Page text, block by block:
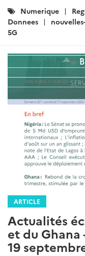
Catégories
:
Numerique
Donnees
5G
ARTICLE
Actualités
et du Ghana
19